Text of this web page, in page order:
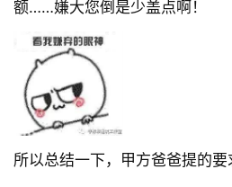
额……嫌大您倒是少盖点啊！
所以总结一下，甲方爸爸提的要